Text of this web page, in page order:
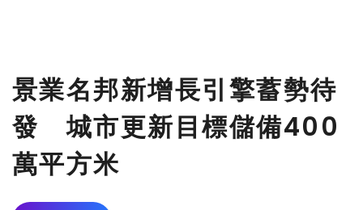
景業名邦新增長引擎蓄勢待
發 城市更新目標儲備400
萬平方米